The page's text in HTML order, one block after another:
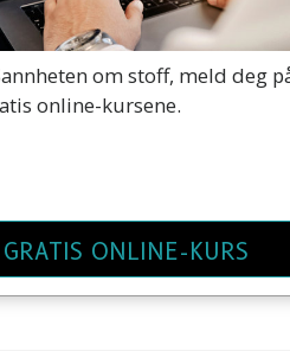
om stoff, meld deg
online-kursene.
GRATIS ONLINE-KURS